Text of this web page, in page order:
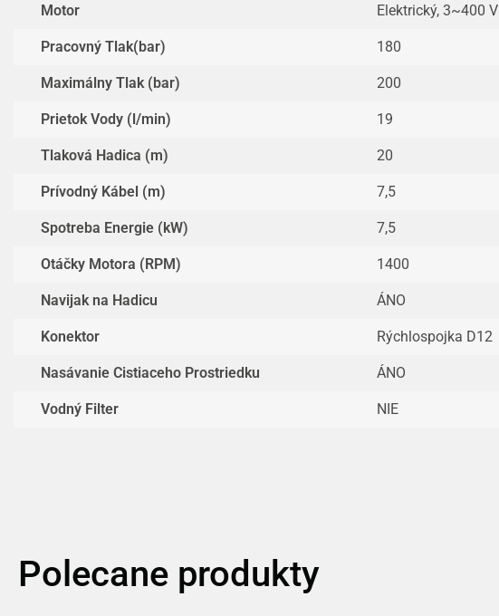
Motor Elektrický, 3~400 V
Pracovný Tlak(bar) 180
Maximálny Tlak (bar) 200
Prietok Vody (l/min) 19
Tlaková Hadica (m) 20
Prívodný Kábel (m) 7,5
Spotreba Energie (kW) 7,5
Otáčky Motora (RPM) 1400
Navijak na Hadicu ÁNO
Konektor Rýchlospojka D12
Nasávanie Cistiaceho Prostriedku ÁNO
Vodný Filter NIE
Polecane produkty